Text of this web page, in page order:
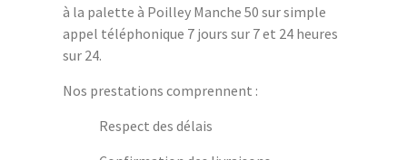
à la palette à Poilley Manche 50 sur simple
appel téléphonique 7 jours sur 7 et 24 heures
sur 24.
Nos prestations comprennent :
Respect des délais